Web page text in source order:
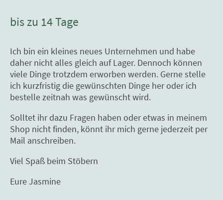
bis zu 14 Tage
Ich bin ein kleines neues Unternehmen und habe
daher nicht alles gleich auf Lager. Dennoch können
viele Dinge trotzdem erworben werden. Gerne stelle
ich kurzfristig die gewünschten Dinge her oder ich
bestelle zeitnah was gewünscht wird.
Solltet ihr dazu Fragen haben oder etwas in meinem
Shop nicht finden, könnt ihr mich gerne jederzeit per
Mail anschreiben.
Viel Spaß beim Stöbern
Eure Jasmine